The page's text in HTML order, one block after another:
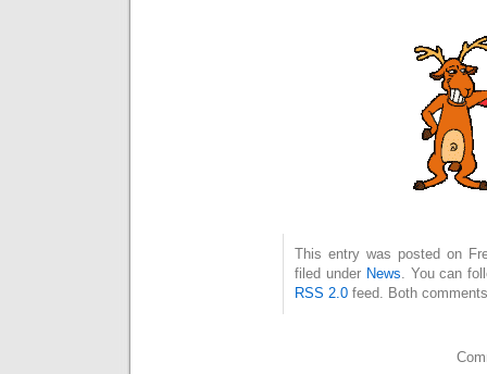
This entry was posted on
filed under News . You can
RSS 2.0 feed. Both